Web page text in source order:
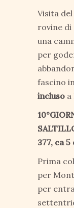
Visita
rovine di
una
per
fascino
incluso a
377, ca
Prima
per
per